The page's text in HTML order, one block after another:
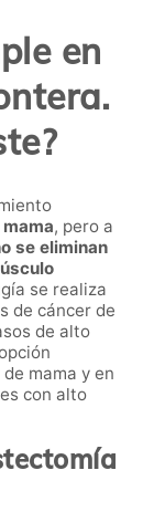
en
, pero a
se eliminan
se realiza
de cáncer de
de alto
mama y en
con alto